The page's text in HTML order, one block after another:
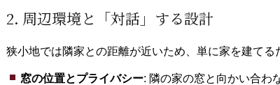
2. 周辺環境と「対話」する設計
狭小地では隣家との距離が近いため、単に家を建て
窓の位置とプライバシー: 隣の家の窓と向かい合わ